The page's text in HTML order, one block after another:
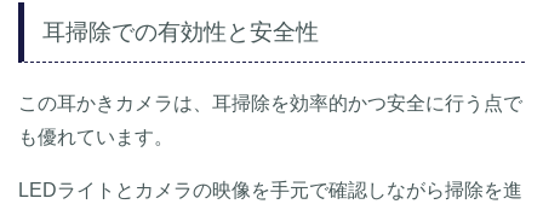
耳掃除での有効性と安全性
この耳かきカメラは、耳掃除を効率的かつ安全に行う点で
も優れています。
LEDライトとカメラの映像を手元で確認しながら掃除を進